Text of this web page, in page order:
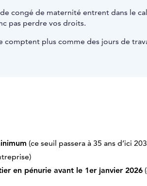
congé de maternité entrent dans le
pas perdre vos droits.
comptent plus comme des jours de
(ce seuil passera à 35 ans d’ici
en pénurie avant le 1er janvier 2026